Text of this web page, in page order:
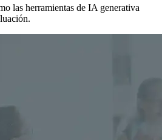
las herramientas de IA generativa